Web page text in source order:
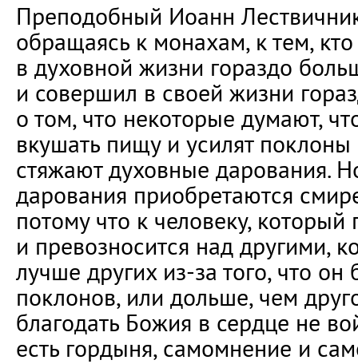
Преподобный Иоанн
обращаясь к монахам, к тем,
в духовной жизни гораздо
и совершил в своей жизни
о том, что некоторые думают,
вкушать пищу и усилят
стяжают духовные дарования.
дарования приобретаются
потому что к человеку, который
и превозносится над другими,
лучше других из-за того, что
поклонов, или дольше, чем
благодать Божия в сердце не
есть гордыня, самомнение и